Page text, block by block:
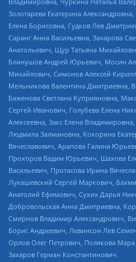
Золотарева Екатерина
Елена Борисовна, Гудков Лев
Саранг Анна Васильевна, Захарова
Анатольевич, Щур Татьяна
Блинушов Андрей Юрьевич, Мосин
Михайлович, Симонов Алексей
Мельникова Валентина Дмитриевна,
Баженова Светлана Куприяновна,
Сергей Иванович, Голубева Елена
Алексеевна, Закс Елена
Людмила Залмановна, Кокорина
Вячеславович, Арапова Галина
Прохоров Вадим Юрьевич, Шахова
Васильевич, Протасова Ирина
Лукашевский Сергей Маркович,
Анатолий Ефимович, Сухих Дарья
Добровольская Анна Дмитриевна,
Смирнов Владимир Александрович,
Борис Андреевич, Левинсон Лев
Орлов Олег Петрович, Полякова
Захаров Герман Константинович